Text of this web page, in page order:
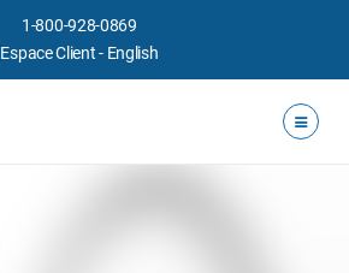
1-800-928-0869
Espace Client- English